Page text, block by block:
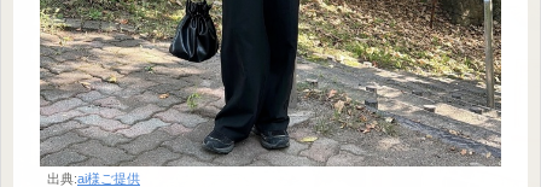
出典:ai様ご提供